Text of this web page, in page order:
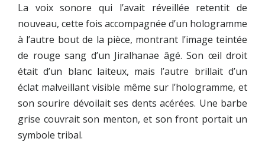
La voix sonore qui l’avait réveillée retentit de
nouveau, cette fois accompagnée d’un hologramme
à l’autre bout de la pièce, montrant l’image teintée
de rouge sang d’un Jiralhanae âgé. Son œil droit
était d’un blanc laiteux, mais l’autre brillait d’un
éclat malveillant visible même sur l’hologramme, et
son sourire dévoilait ses dents acérées. Une barbe
grise couvrait son menton, et son front portait un
symbole tribal.